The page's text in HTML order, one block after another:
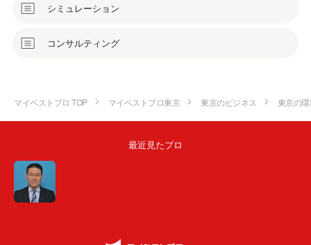
シミュレーション
コンサルティング
マイベストプロ TOP マイベストプロ東京 東京のビジネス 東京の
最近見たプロ